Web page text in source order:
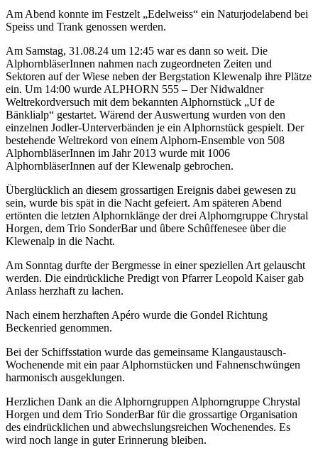
Am Abend konnte im Festzelt „Edelweiss“ ein Naturjodelabend bei
Speiss und Trank genossen werden.
Am Samstag, 31.08.24 um 12:45 war es dann so weit. Die
AlphornbläserInnen nahmen nach zugeordneten Zeiten und
Sektoren auf der Wiese neben der Bergstation Klewenalp ihre Plätze
ein. Um 14:00 wurde ALPHORN 555 – Der Nidwaldner
Weltrekordversuch mit dem bekannten Alphornstück „Uf de
Bänklialp“ gestartet. Wärend der Auswertung wurden von den
einzelnen Jodler-Unterverbänden je ein Alphornstück gespielt. Der
bestehende Weltrekord von einem Alphorn-Ensemble von 508
AlphornbläserInnen im Jahr 2013 wurde mit 1006
AlphornbläserInnen auf der Klewenalp gebrochen.
Überglücklich an diesem grossartigen Ereignis dabei gewesen zu
sein, wurde bis spät in die Nacht gefeiert. Am späteren Abend
ertönten die letzten Alphornklänge der drei Alphorngruppe Chrystal
Horgen, dem Trio SonderBar und ûbere Schûffenesee über die
Klewenalp in die Nacht.
Am Sonntag durfte der Bergmesse in einer speziellen Art gelauscht
werden. Die eindrückliche Predigt von Pfarrer Leopold Kaiser gab
Anlass herzhaft zu lachen.
Nach einem herzhaften Apéro wurde die Gondel Richtung
Beckenried genommen.
Bei der Schiffsstation wurde das gemeinsame Klangaustausch-
Wochenende mit ein paar Alphornstücken und Fahnenschwüngen
harmonisch ausgeklungen.
Herzlichen Dank an die Alphorngruppen Alphorngruppe Chrystal
Horgen und dem Trio SonderBar für die grossartige Organisation
des eindrücklichen und abwechslungsreichen Wochenendes. Es
wird noch lange in guter Erinnerung bleiben.